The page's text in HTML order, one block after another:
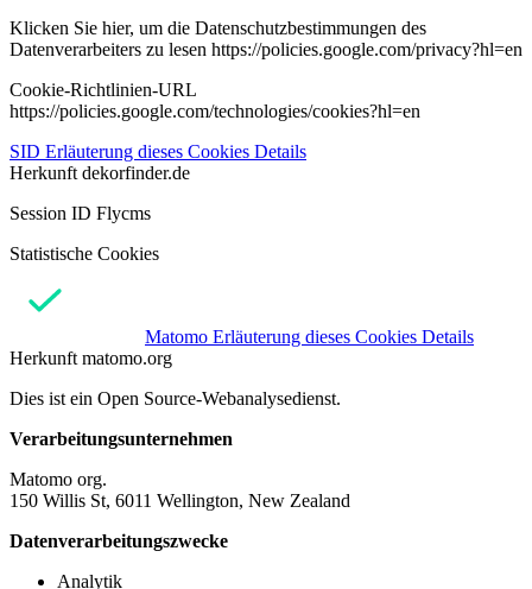
Klicken Sie hier, um die Datenschutzbestimmungen des
Datenverarbeiters zu lesen https://policies.google.com/privacy?hl=en
Cookie-Richtlinien-URL
https://policies.google.com/technologies/cookies?hl=en
SID Erläuterung dieses Cookies Details
Herkunft dekorfinder.de
Session ID Flycms
Statistische Cookies
Matomo Erläuterung dieses Cookies Details
Herkunft matomo.org
Dies ist ein Open Source-Webanalysedienst.
Verarbeitungsunternehmen
Matomo org.
150 Willis St, 6011 Wellington, New Zealand
Datenverarbeitungszwecke
Analytik